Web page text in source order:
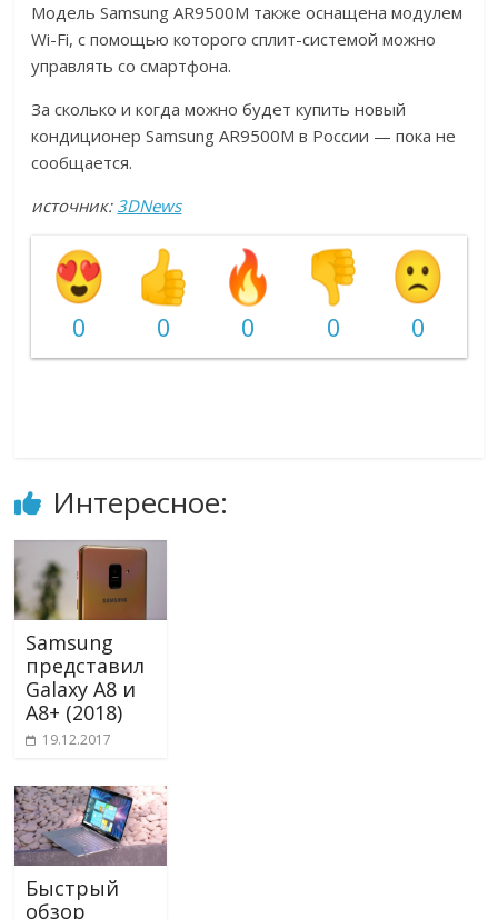
Модель Samsung AR9500M также оснащена модулем
Wi-Fi, с помощью которого сплит-системой можно
управлять со смартфона.
За сколько и когда можно будет купить новый
кондиционер Samsung AR9500M в России — пока не
сообщается.
источник: 3DNews
0 0 0 0 0
Интересное:
Samsung
представил
Galaxy A8 и
A8+ (2018)
19.12.2017
Быстрый
обзор